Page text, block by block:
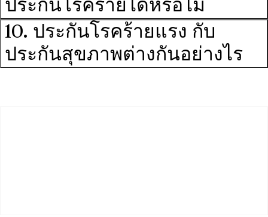
ประกันโรคร้ายได้หรือไม่
10. ประกันโรคร้ายแรง กับ
ประกันสุขภาพต่างกันอย่างไร